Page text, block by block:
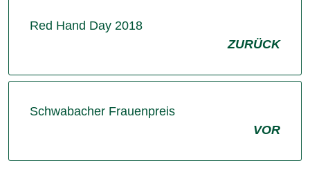
Red Hand Day 2018
ZURÜCK
Schwabacher Frauenpreis
VOR